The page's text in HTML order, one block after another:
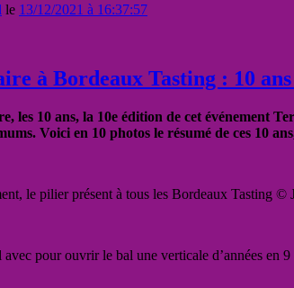
le 13/12/2021 à 16:37:57
à Bordeaux Tasting : 10 ans
les 10 ans, la 10e édition de cet événement
Voici en 10 photos le résumé de ces 10
le pilier présent à tous les Bordeaux Tasting ©
avec pour ouvrir le bal une verticale d’années en 9